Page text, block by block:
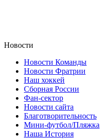
Новости
Новости Команды
Новости Фратрии
Наш хоккей
Сборная России
Фан-cектор
Новости сайта
Благотворительность
Мини-футбол/Пляжка
Наша История